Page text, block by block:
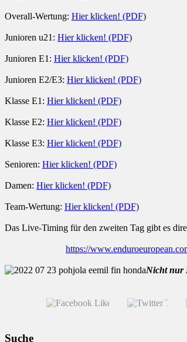
Overall-Wertung: Hier klicken! (PDF)
Junioren u21: Hier klicken! (PDF)
Junioren E1: Hier klicken! (PDF)
Junioren E2/E3: Hier klicken! (PDF)
Klasse E1: Hier klicken! (PDF)
Klasse E2: Hier klicken! (PDF)
Klasse E3: Hier klicken! (PDF)
Senioren: Hier klicken! (PDF)
Damen: Hier klicken! (PDF)
Team-Wertung: Hier klicken! (PDF)
Das Live-Timing für den zweiten Tag gibt es
https://
Nicht nur
Suche